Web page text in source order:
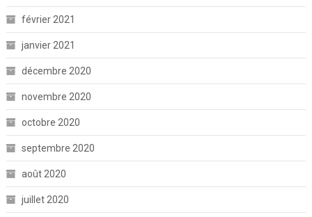
février 2021
janvier 2021
décembre 2020
novembre 2020
octobre 2020
septembre 2020
août 2020
juillet 2020